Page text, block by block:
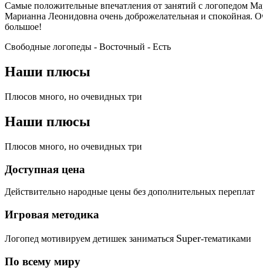
Самые положительные впечатления от занятий с логопедом
Марианна Леонидовна очень доброжелательная и спокойная.
большое!
Свободные логопеды - Восточный - Есть
Наши плюсы
Плюсов много, но очевидных три
Наши плюсы
Плюсов много, но очевидных три
Доступная цена
Действительно народные цены без дополнительных переплат
Игровая методика
Логопед мотивируем детишек заниматься Super-тематиками
По всему миру